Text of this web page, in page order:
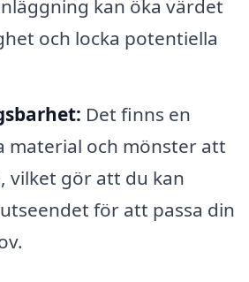
kan öka värdet
och locka potentiella
Det finns en
material och mönster att
vilket gör att du kan
för att passa din